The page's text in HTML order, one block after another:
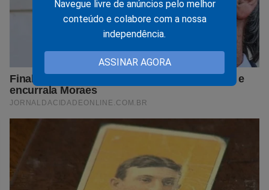
Navegue livre de anúncios pelo melhor
conteúdo e colabore com a nossa
independência.
ASSINAR AGORA